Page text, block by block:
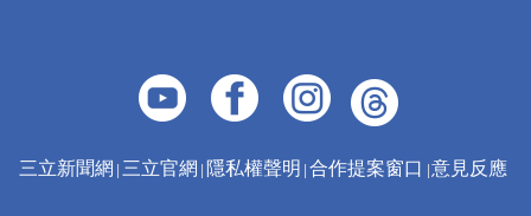
三立新聞網 三立官網 隱私權聲明 合作提案窗口 意見反應